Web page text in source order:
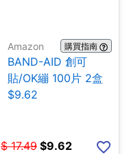
Amazon 購買指南
BAND-AID 創可
貼/OK繃 100片 2盒
$9.62
$ 17.49 $9.62